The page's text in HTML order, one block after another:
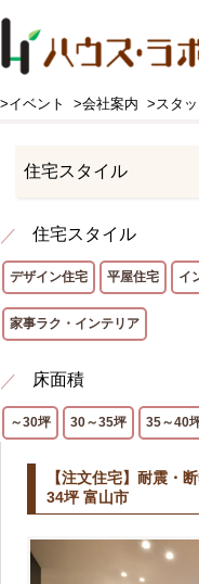
>イベント >会社案内 >スタ
HOME > 施工事例> 住宅スタイ
住宅スタイル
住宅スタイル
デザイン住宅 平屋住宅 イ
家事ラク・インテリア
床面積
～30坪 30～35坪 35～40
【注文住宅】耐震・
34坪 富山市